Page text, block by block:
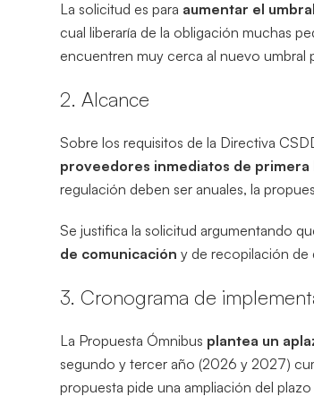
La solicitud es para aumentar el
cual liberaría de la obligación muchas
encuentren muy cerca al nuevo umbral
2. Alcance
Sobre los requisitos de la Directiva
proveedores inmediatos de primera
regulación deben ser anuales, la
Se justifica la solicitud argumentando
de comunicacióny de recopilación de
3. Cronograma de
La Propuesta Ómnibus plantea un
segundo y tercer año (2026 y 2027)
propuesta pide una ampliación del